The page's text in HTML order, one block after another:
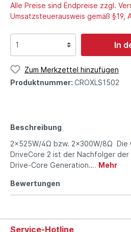
Alle Preise sind Endpreise zzgl.
Umsatzsteuerausweis gemäß §19,
In
Zum Merkzettel hinzufügen
Produktnummer: CROXLS1502
Beschreibung
2x525W/4Ω bzw. 2x300W/8Ω Die
DriveCore 2 ist der Nachfolger
Drive-Core Generation.… Mehr
Bewertungen
Service-Hotline